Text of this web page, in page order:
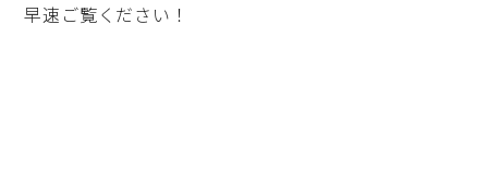
早速ご覧ください！